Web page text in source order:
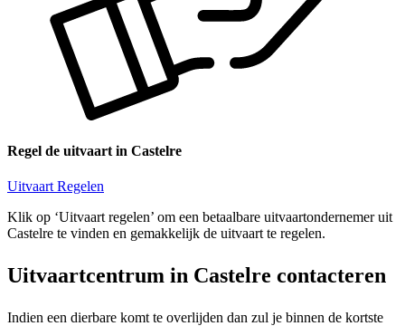
Regel de uitvaart in Castelre
Uitvaart Regelen
Klik op ‘Uitvaart regelen’ om een betaalbare uitvaartondernemer uit
Castelre te vinden en gemakkelijk de uitvaart te regelen.
Uitvaartcentrum in Castelre contacteren
Indien een dierbare komt te overlijden dan zul je binnen de kortste